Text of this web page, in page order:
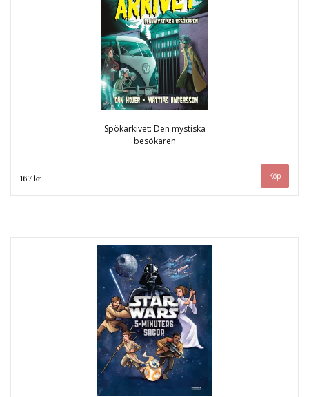
Spökarkivet: Den mystiska
besökaren
167 kr